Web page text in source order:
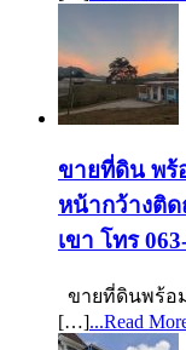
ขายที่ดิน พร้
หน้ากว้างติ
เขา โทร
ขายที่ดินพร้อ
[…]...Read